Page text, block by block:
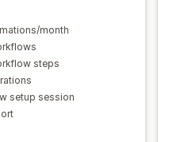
month
steps
setup session